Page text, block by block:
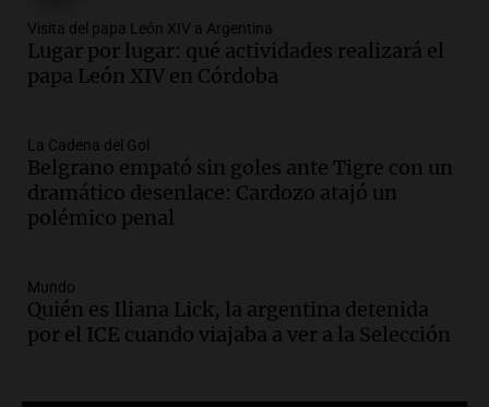
Audio.Madres en Rosario piden por la
ley Joaquín.
Viva la Radio Rosario
Audio. Juan Pedro Colombo, rematador
de hacienda: “Las tecnologías no
reemplazan el contacto con la gente”
La Argentina, hoy
Audio.
un pozo de 17 metros en Nueva Córdoba
Panorama Federal
Visita del papa León XIV a Argentina
Lugar por lugar: qué actividades realizará el
papa León XIV en Córdoba
La Cadena del Gol
Belgrano empató sin goles ante Tigre con un
dramático desenlace: Cardozo atajó un
polémico penal
Mundo
Quién es Iliana Lick, la argentina detenida
por el ICE cuando viajaba a ver a la Selección